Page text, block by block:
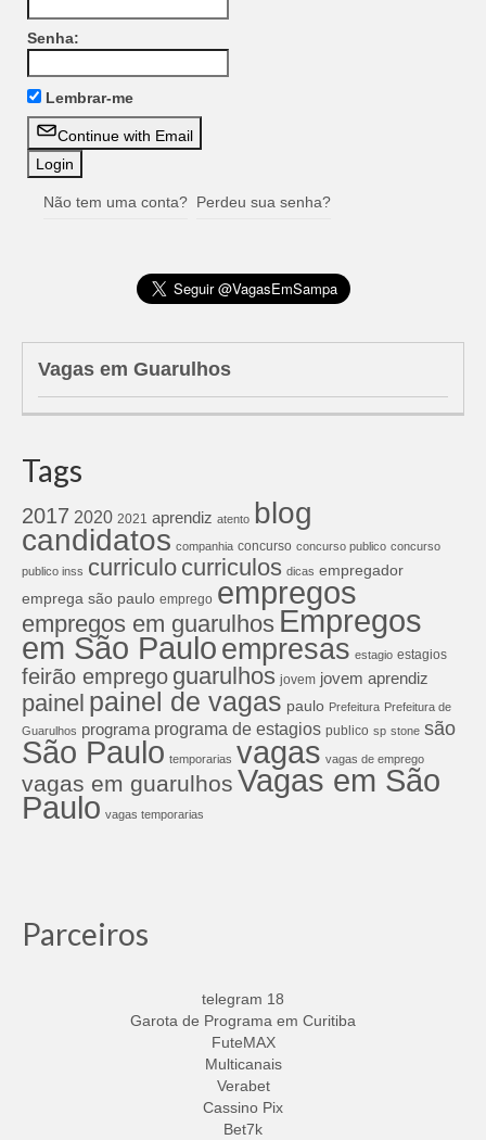
Senha:
Lembrar-me
Continue with Email
Não tem uma conta? Perdeu sua senha?
Vagas em Guarulhos
Tags
2017 2020 2021 aprendiz atento blog
candidatos companhia concurso concurso publico concurso
publico inss curriculo curriculos dicas empregador
emprega são paulo emprego empregos
empregos em guarulhos Empregos
em São Pauloempresas estagio estagios
feirão emprego guarulhos jovem jovem aprendiz
painel painel de vagas paulo Prefeitura Prefeitura de
Guarulhos programa programa de estagios publico sp stone são
São Paulo temporarias vagas vagas de emprego
vagas em guarulhos Vagas em São
Paulo vagas temporarias
Parceiros
telegram 18
Garota de Programa em Curitiba
FuteMAX
Multicanais
Verabet
Cassino Pix
Bet7k